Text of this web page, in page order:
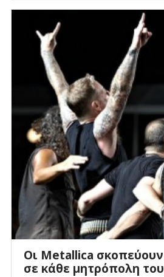
Οι Metallica
σε κάθε μητρόπολη